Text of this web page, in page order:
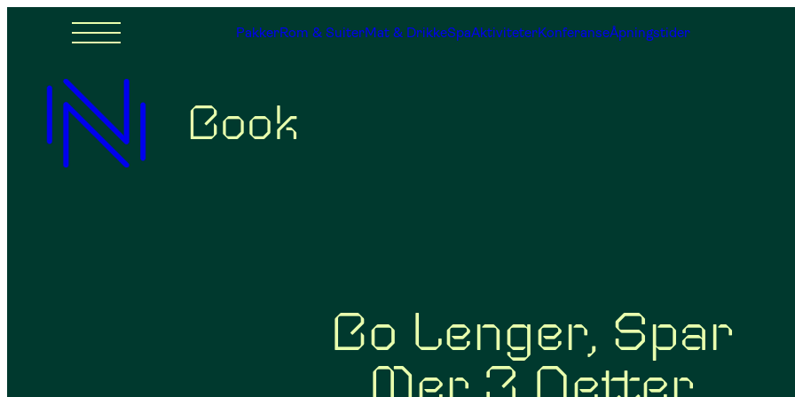
PakkerRom & SuiterMat & DrikkeSpaAktiviteterKonferanseÅpningstider
Book
Bo Lenger, Spar